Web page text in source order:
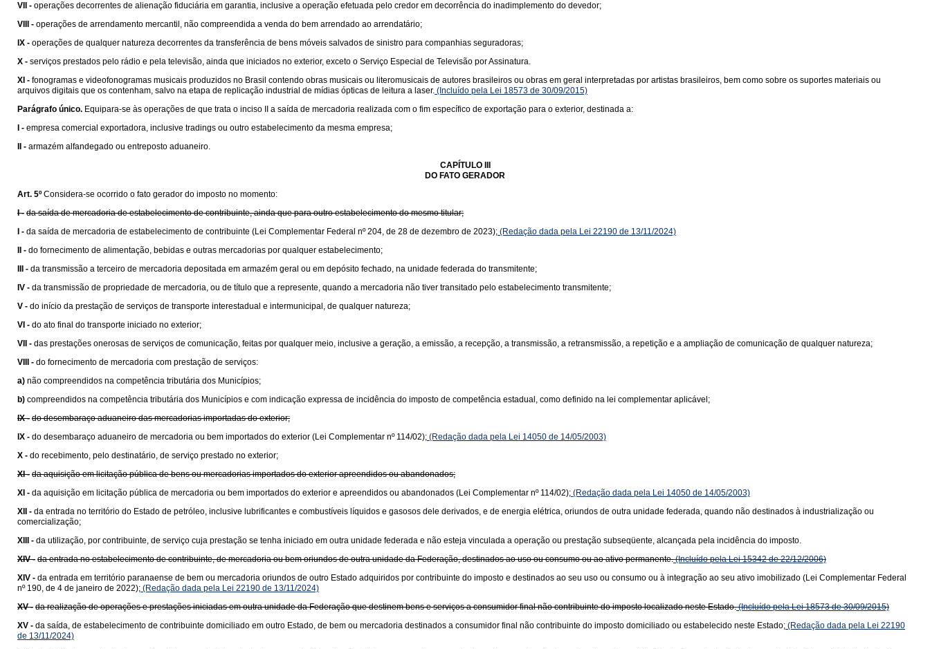
VII - operações decorrentes de alienação fiduciária em garantia, inclusive a operação efetuada pelo credor em decorrência do inadimplemento do devedor;
VIII - operações de arrendamento mercantil, não compreendida a venda do bem arrendado ao arrendatário;
IX - operações de qualquer natureza decorrentes da transferência de bens móveis salvados de sinistro para companhias seguradoras;
X - serviços prestados pelo rádio e pela televisão, ainda que iniciados no exterior, exceto o Serviço Especial de Televisão por Assinatura.
XI - fonogramas e videofonogramas musicais produzidos no Brasil contendo obras musicais ou literomusicais de autores brasileiros ou obras em geral interpretadas por artistas brasileiros, bem como sobre os suportes materiais ou
arquivos digitais que os contenham, salvo na etapa de replicação industrial de mídias ópticas de leitura a laser. (Incluído pela Lei 18573 de 30/09/2015)
Parágrafo único. Equipara-se às operações de que trata o inciso II a saída de mercadoria realizada com o fim específico de exportação para o exterior, destinada a:
I - empresa comercial exportadora, inclusive tradings ou outro estabelecimento da mesma empresa;
II - armazém alfandegado ou entreposto aduaneiro.
CAPÍTULO III
DO FATO GERADOR
Art. 5º Considera-se ocorrido o fato gerador do imposto no momento:
I - da saída de mercadoria de estabelecimento de contribuinte, ainda que para outro estabelecimento do mesmo titular;
I - da saída de mercadoria de estabelecimento de contribuinte (Lei Complementar Federal nº 204, de 28 de dezembro de 2023); (Redação dada pela Lei 22190 de 13/11/2024)
II - do fornecimento de alimentação, bebidas e outras mercadorias por qualquer estabelecimento;
III - da transmissão a terceiro de mercadoria depositada em armazém geral ou em depósito fechado, na unidade federada do transmitente;
IV - da transmissão de propriedade de mercadoria, ou de título que a represente, quando a mercadoria não tiver transitado pelo estabelecimento transmitente;
V - do início da prestação de serviços de transporte interestadual e intermunicipal, de qualquer natureza;
VI - do ato final do transporte iniciado no exterior;
VII - das prestações onerosas de serviços de comunicação, feitas por qualquer meio, inclusive a geração, a emissão, a recepção, a transmissão, a retransmissão, a repetição e a ampliação de comunicação de qualquer natureza;
VIII - do fornecimento de mercadoria com prestação de serviços:
a) não compreendidos na competência tributária dos Municípios;
b) compreendidos na competência tributária dos Municípios e com indicação expressa de incidência do imposto de competência estadual, como definido na lei complementar aplicável;
IX - do desembaraço aduaneiro das mercadorias importadas do exterior;
IX - do desembaraço aduaneiro de mercadoria ou bem importados do exterior (Lei Complementar nº 114/02); (Redação dada pela Lei 14050 de 14/05/2003)
X - do recebimento, pelo destinatário, de serviço prestado no exterior;
XI - da aquisição em licitação pública de bens ou mercadorias importados do exterior apreendidos ou abandonados;
XI - da aquisição em licitação pública de mercadoria ou bem importados do exterior e apreendidos ou abandonados (Lei Complementar nº 114/02); (Redação dada pela Lei 14050 de 14/05/2003)
XII - da entrada no território do Estado de petróleo, inclusive lubrificantes e combustíveis líquidos e gasosos dele derivados, e de energia elétrica, oriundos de outra unidade federada, quando não destinados à industrialização ou
comercialização;
XIII - da utilização, por contribuinte, de serviço cuja prestação se tenha iniciado em outra unidade federada e não esteja vinculada a operação ou prestação subseqüente, alcançada pela incidência do imposto.
XIV - da entrada no estabelecimento de contribuinte, de mercadoria ou bem oriundos de outra unidade da Federação, destinados ao uso ou consumo ou ao ativo permanente.(Incluído pela Lei 15342 de 22/12/2006)
XIV - da entrada em território paranaense de bem ou mercadoria oriundos de outro Estado adquiridos por contribuinte do imposto e destinados ao seu uso ou consumo ou à integração ao seu ativo imobilizado (Lei Complementar Federal
nº 190, de 4 de janeiro de 2022); (Redação dada pela Lei 22190 de 13/11/2024)
XV - da realização de operações e prestações iniciadas em outra unidade da Federação que destinem bens e serviços a consumidor final não contribuinte do imposto localizado neste Estado.(Incluído pela Lei 18573 de 30/09/2015)
XV - da saída, de estabelecimento de contribuinte domiciliado em outro Estado, de bem ou mercadoria destinados a consumidor final não contribuinte do imposto domiciliado ou estabelecido neste Estado; (Redação dada pela Lei 22190
de 13/11/2024)